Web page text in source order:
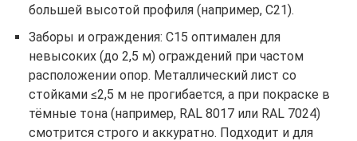
большей высотой профиля (например, С21).
Заборы и ограждения: С15 оптимален для
невысоких (до 2,5 м) ограждений при частом
расположении опор. Металлический лист со
стойками ≤2,5 м не прогибается, а при покраске в
тёмные тона (например, RAL 8017 или RAL 7024)
смотрится строго и аккуратно. Подходит и для